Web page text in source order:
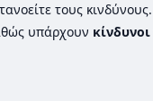
τους κινδύνους.
υπάρχουν κίνδυνοι